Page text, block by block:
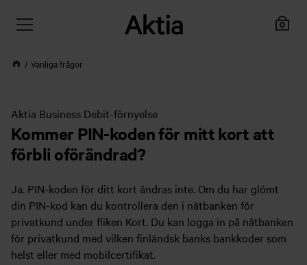
Vanliga frågor
Aktia Business Debit-förnyelse
Kommer PIN-koden för mitt kort att
förbli oförändrad?
Ja. PIN-koden för ditt kort ändras inte. Om du har glömt
din PIN-kod kan du kontrollera den i nätbanken för
privatkund under fliken Kort. Du kan logga in på nätbanken
för privatkund med vilken finländsk banks bankkoder som
helst eller med mobilcertifikat.